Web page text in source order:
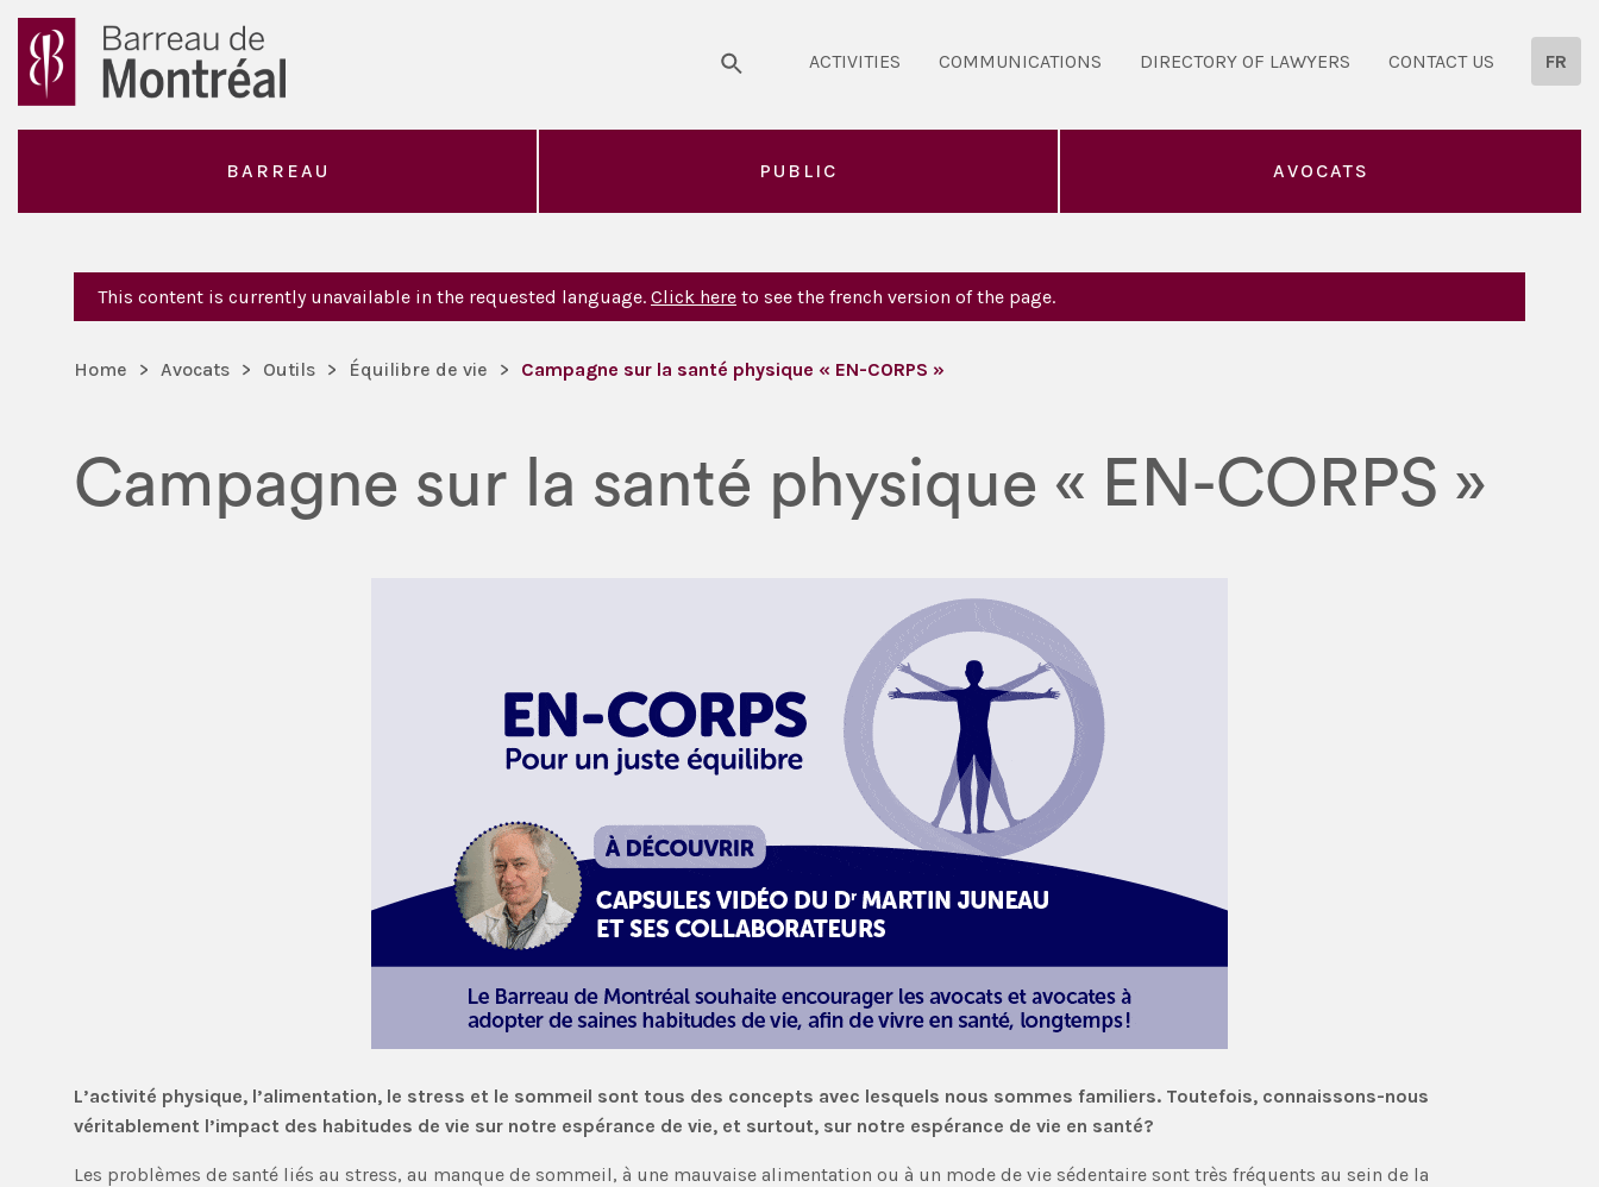
ACTIVITIES COMMUNICATIONS DIRECTORY OF LAWYERS CONTACT US FR
BARREAU PUBLIC AVOCATS
This content is currently unavailable in the requested language. Click here to see the french version of the page.
Home > Avocats > Outils > Équilibre de vie > Campagne sur la santé physique « EN-CORPS »
Campagne sur la santé physique « EN-CORPS »
L’activité physique, l’alimentation, le stress et le sommeil sont tous des concepts avec lesquels nous sommes familiers. Toutefois, connaissons-nous
véritablement l’impact des habitudes de vie sur notre espérance de vie, et surtout, sur notre espérance de vie en santé?
Les problèmes de santé liés au stress, au manque de sommeil, à une mauvaise alimentation ou à un mode de vie sédentaire sont très fréquents au sein de la